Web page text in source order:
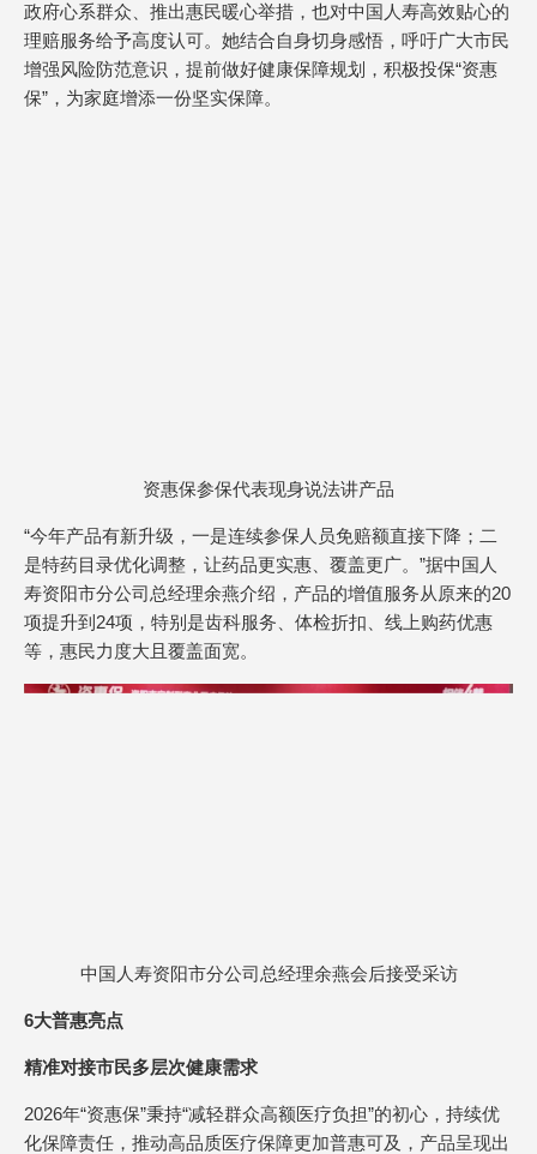
政府心系群众、推出惠民暖心举措，也对中国人寿高效贴心的
理赔服务给予高度认可。她结合自身切身感悟，呼吁广大市民
增强风险防范意识，提前做好健康保障规划，积极投保“资惠
保”，为家庭增添一份坚实保障。
资惠保参保代表现身说法讲产品
“今年产品有新升级，一是连续参保人员免赔额直接下降；二
是特药目录优化调整，让药品更实惠、覆盖更广。”据中国人
寿资阳市分公司总经理余燕介绍，产品的增值服务从原来的20
项提升到24项，特别是齿科服务、体检折扣、线上购药优惠
等，惠民力度大且覆盖面宽。
中国人寿资阳市分公司总经理余燕会后接受采访
6大普惠亮点
精准对接市民多层次健康需求
2026年“资惠保”秉持“减轻群众高额医疗负担”的初心，持续优
化保障责任，推动高品质医疗保障更加普惠可及，产品呈现出